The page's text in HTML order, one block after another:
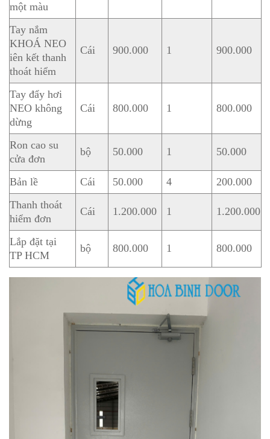
một màu
Tay nắm
KHOÁ NEO
iên kết thanh
thoát hiểm
Cái 900.000 1 900.000
Tay đẩy hơi
NEO không
dừng
Cái 800.000 1 800.000
Ron cao su
cửa đơn
bộ 50.000 1 50.000
Bản lề Cái 50.000 4
200.000
Thanh thoát
hiểm đơn
Cái 1.200.000 1 1.200.000
Lắp đặt tại
TP HCM
bộ 800.000 1 800.000